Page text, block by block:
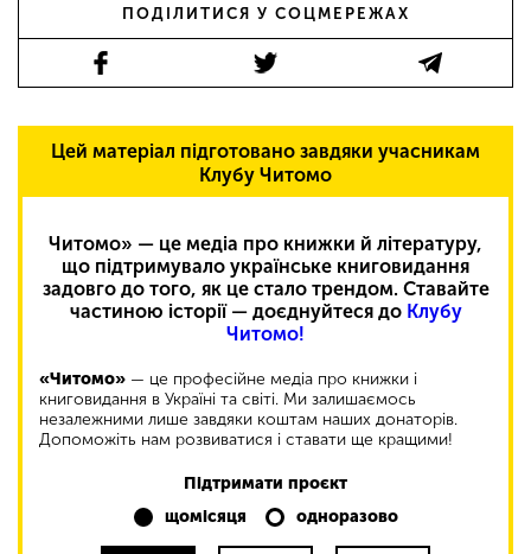
ПОДІЛИТИСЯ У СОЦМЕРЕЖАХ
Цей матеріал підготовано завдяки учасникам
Клубу Читомо
Читомо» — це медіа про книжки й літературу,
що підтримувало українське книговидання
задовго до того, як це стало трендом. Ставайте
частиною історії — доєднуйтеся до Клубу
Читомо!
«Читомо» — це професійне медіа про книжки і
книговидання в Україні та світі. Ми залишаємось
незалежними лише завдяки коштам наших донаторів.
Допоможіть нам розвиватися і ставати ще кращими!
Підтримати проєкт
щомісяця
одноразово